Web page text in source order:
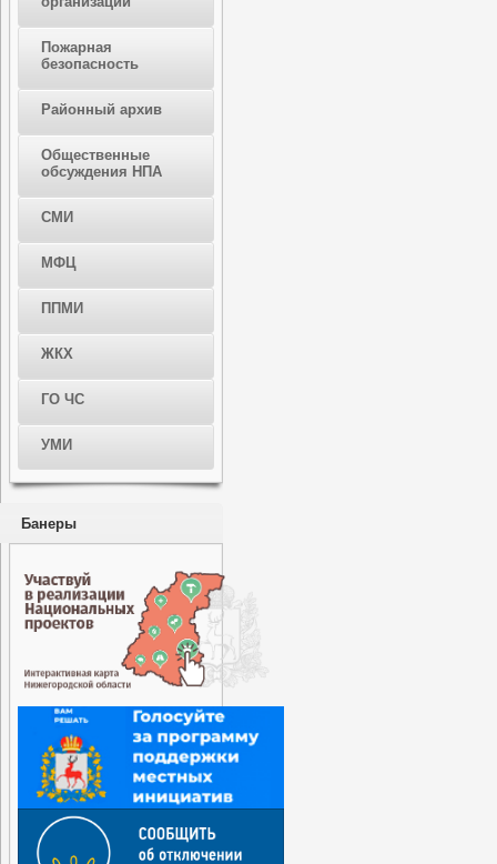
Пожарная
безопасность
Районный архив
Общественные
обсуждения НПА
СМИ
МФЦ
ППМИ
ЖКХ
ГО ЧС
УМИ
Банеры